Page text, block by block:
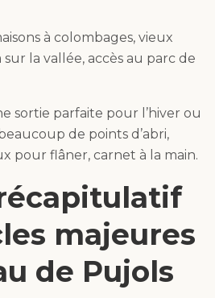
à colombages, vieux
la vallée, accès au parc de
sortie parfaite pour l’hiver ou
de points d’abri,
pour flâner, carnet à la main.
majeures
de Pujols